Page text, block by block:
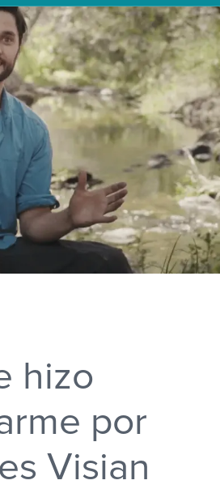
entomólogo. Mi
viajar por el
diferentes
con atención la
ICL me permiten
enfocado.
hizo
por
Visian
United States
United States - 中文
New Zealand
South East Asia